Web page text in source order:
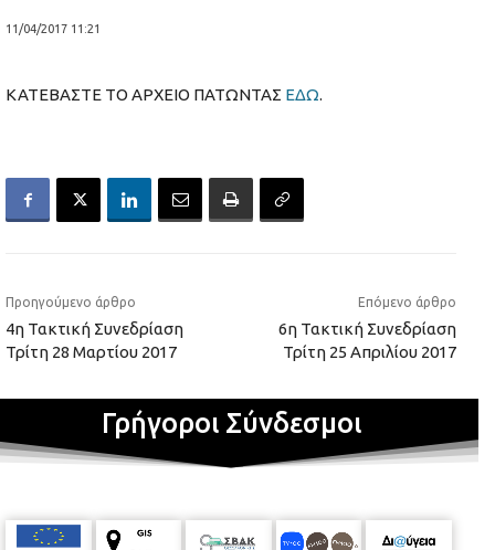
11/04/2017 11:21
ΚΑΤΕΒΑΣΤΕ ΤΟ ΑΡΧΕΙΟ ΠΑΤΩΝΤΑΣ ΕΔΩ.
Προηγούμενο άρθρο
4η Τακτική Συνεδρίαση
Τρίτη 28 Μαρτίου 2017
Επόμενο άρθρο
6η Τακτική Συνεδρίαση
Τρίτη 25 Απριλίου 2017
Γρήγοροι Σύνδεσμοι